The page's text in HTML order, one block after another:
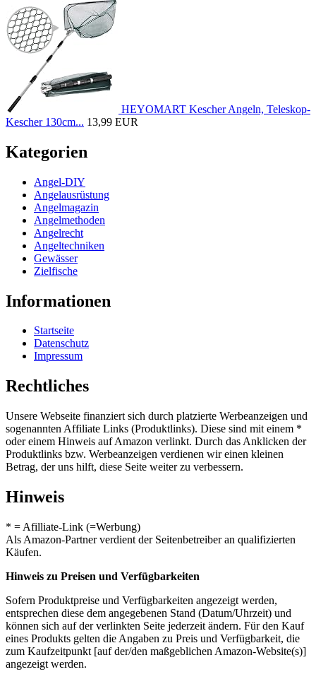
HEYOMART Kescher Angeln, Teleskop-
Kescher 130cm... 13,99 EUR
Kategorien
Angel-DIY
Angelausrüstung
Angelmagazin
Angelmethoden
Angelrecht
Angeltechniken
Gewässer
Zielfische
Informationen
Startseite
Datenschutz
Impressum
Rechtliches
Unsere Webseite finanziert sich durch platzierte Werbeanzeigen und
sogenannten Affiliate Links (Produktlinks). Diese sind mit einem *
oder einem Hinweis auf Amazon verlinkt. Durch das Anklicken der
Produktlinks bzw. Werbeanzeigen verdienen wir einen kleinen
Betrag, der uns hilft, diese Seite weiter zu verbessern.
Hinweis
* = Afilliate-Link (=Werbung)
Als Amazon-Partner verdient der Seitenbetreiber an qualifizierten
Käufen.
Hinweis zu Preisen und Verfügbarkeiten
Sofern Produktpreise und Verfügbarkeiten angezeigt werden,
entsprechen diese dem angegebenen Stand (Datum/Uhrzeit) und
können sich auf der verlinkten Seite jederzeit ändern. Für den Kauf
eines Produkts gelten die Angaben zu Preis und Verfügbarkeit, die
zum Kaufzeitpunkt [auf der/den maßgeblichen Amazon-Website(s)]
angezeigt werden.